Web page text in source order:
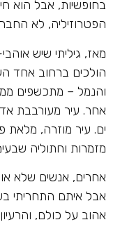
בחופשיות, אבל הוא
הפטרוזיליה, לא
מאז, גיליתי שיש
הולכים ברחוב אחד
והנמל – מתכשפים
אחר. עיר מעורבבת
ים. עיר מוזרה, מלאת
מזמרות וחתוליה
אחרים, אנשים שלא
אבל איתם התחריתי
אהוב על כולם,